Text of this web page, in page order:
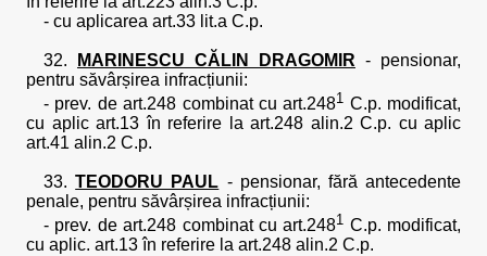
- cu aplicarea art.33 lit.a C.p.
32. MARINESCU CĂLIN DRAGOMIR - pensionar,
pentru săvârșirea infracțiunii:
- prev. de art.248 combinat cu art.2481 C.p. modificat,
cu aplic art.13 în referire la art.248 alin.2 C.p. cu aplic
art.41 alin.2 C.p.
33.TEODORU PAUL - pensionar, fără antecedente
penale, pentru săvârșirea infracțiunii:
- prev. de art.248 combinat cu art.2481 C.p. modificat,
cu aplic. art.13 în referire la art.248 alin.2 C.p.